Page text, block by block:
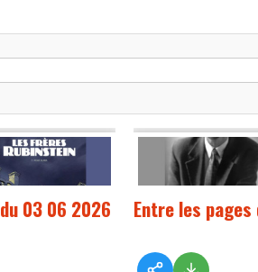
03 06 2026 Entre les